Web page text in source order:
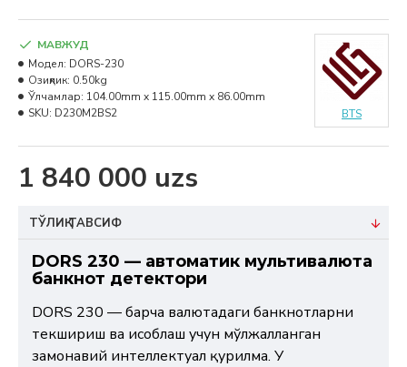
1 840 000 uzs
МАВЖУД
Модел: DORS-230
Озиқлик: 0.50kg
Ўлчамлар: 104.00mm x 115.00mm x 86.00mm
SKU: D230M2BS2 BTS
ТЎЛИҚ ТАВСИФ
DORS 230 — автоматик мультивалюта
банкнот детектори
DORS 230 — барча валютадаги банкнотларни
текшириш ва ҳисоблаш учун мўлжалланган
замонавий интеллектуал қурилма. У